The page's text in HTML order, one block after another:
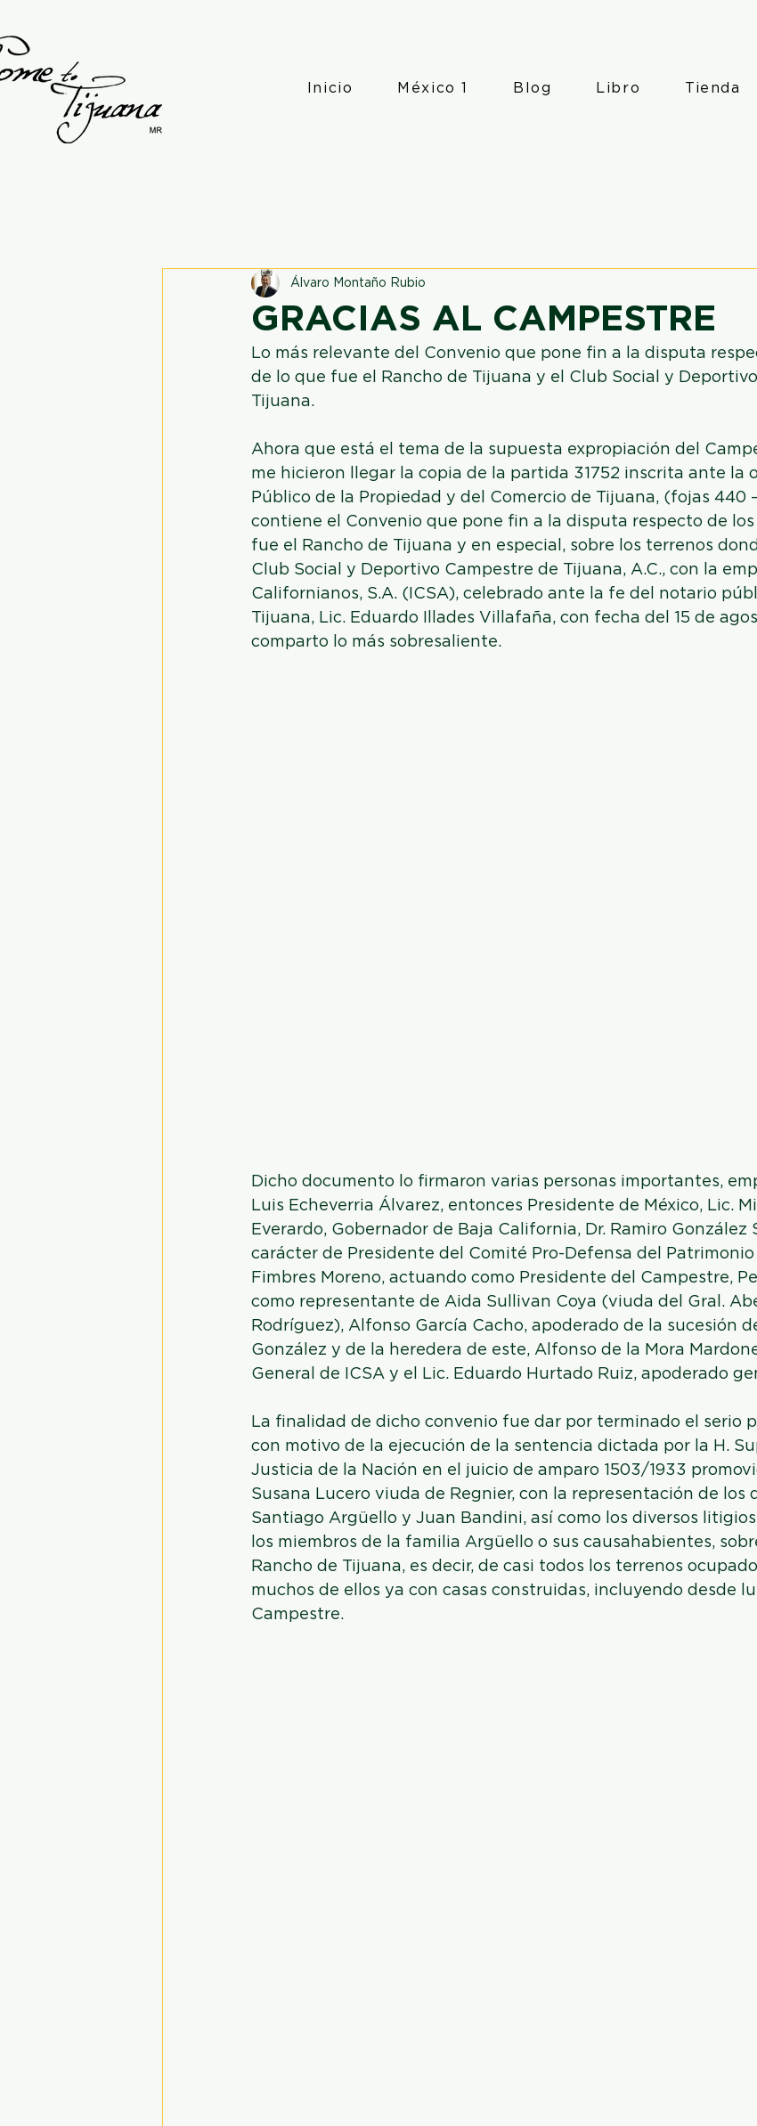
Inicio México 1 Blog Libro Tienda
GRACIAS AL CAMPESTRE
Álvaro Montaño Rubio
Lo más relevante del Convenio que pone fin a la disputa
de lo que fue el Rancho de Tijuana y el Club Social y
Tijuana.
Ahora que está el tema de la supuesta expropiación del
me hicieron llegar la copia de la partida 31752 inscrita ante la
Público de la Propiedad y del Comercio de Tijuana, (fojas 440
contiene el Convenio que pone fin a la disputa respecto de
fue el Rancho de Tijuana y en especial, sobre los terrenos
Club Social y Deportivo Campestre de Tijuana, A.C., con la
Californianos, S.A. (ICSA), celebrado ante la fe del notario
Tijuana, Lic. Eduardo Illades Villafaña, con fecha del 15 de
comparto lo más sobresaliente.
Dicho documento lo firmaron varias personas importantes,
Luis Echeverria Álvarez, entonces Presidente de México, Lic.
Everardo, Gobernador de Baja California, Dr. Ramiro González
carácter de Presidente del Comité Pro-Defensa del Patrimonio
Fimbres Moreno, actuando como Presidente del Campestre,
como representante de Aida Sullivan Coya (viuda del Gral.
Rodríguez), Alfonso García Cacho, apoderado de la sucesión
González y de la heredera de este, Alfonso de la Mora
General de ICSA y el Lic. Eduardo Hurtado Ruiz, apoderado
La finalidad de dicho convenio fue dar por terminado el serio
con motivo de la ejecución de la sentencia dictada por la H.
Justicia de la Nación en el juicio de amparo 1503/1933
Susana Lucero viuda de Regnier, con la representación de los
Santiago Argüello y Juan Bandini, así como los diversos
los miembros de la familia Argüello o sus causahabientes,
Rancho de Tijuana, es decir, de casi todos los terrenos
muchos de ellos ya con casas construidas, incluyendo desde
Campestre.